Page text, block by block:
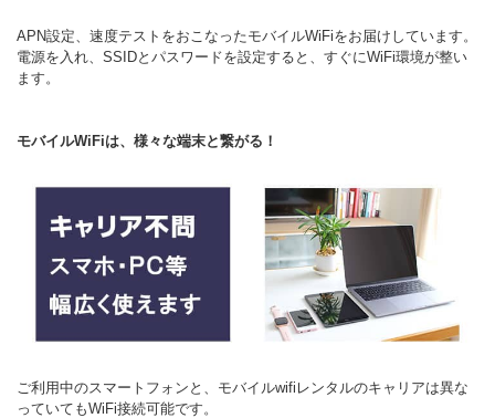
APN設定、速度テストをおこなったモバイルWiFiをお届けしています。
電源を入れ、SSIDとパスワードを設定すると、すぐにWiFi環境が整い
ます。
モバイルWiFiは、様々な端末と繋がる！
ご利用中のスマートフォンと、モバイルwifiレンタルのキャリアは異な
っていてもWiFi接続可能です。